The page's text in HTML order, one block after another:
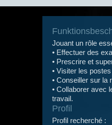
Jouant un rôle
• Effectuer des
• Prescrire et
• Visiter les
• Conseiller sur la
• Collaborer avec
travail.
Profil
Profil recherché :